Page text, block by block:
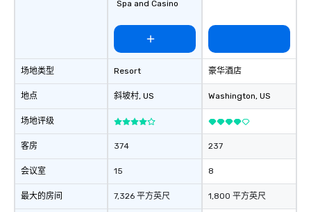
场地类型
地点
场地评级
客房
会议室
最大的房间
Spa and Casino
Resort
斜坡村, US
374
15
7,326 平方英尺
豪华酒店
Washington, US
237
8
1,800 平方英尺